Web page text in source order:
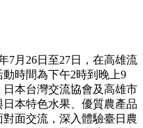
7月26日至27日，在高雄流
時間為下午2時到晚上9
本台灣交流協會及高雄市
本特色水果、優質農產品
面交流，深入體驗臺日農